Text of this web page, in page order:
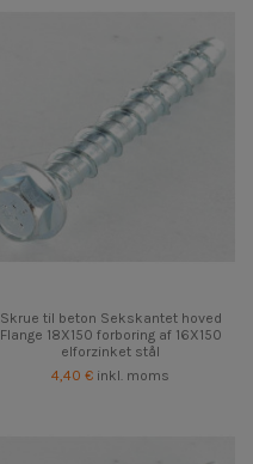
Skrue til beton Sekskantet hoved
Flange 18X150 forboring af 16X150
elforzinket stål
4,40 € inkl. moms